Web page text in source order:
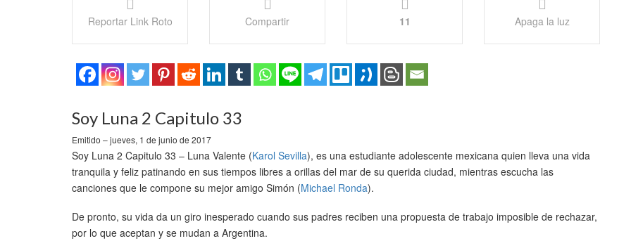
Reportar Link Roto Compartir 11 Apaga la luz
Soy Luna 2 Capitulo 33
Emitido – jueves, 1 de junio de 2017
Soy Luna 2 Capitulo 33 – Luna Valente (Karol Sevilla), es una estudiante adolescente mexicana quien lleva una vida
tranquila y feliz patinando en sus tiempos libres a orillas del mar de su querida ciudad, mientras escucha las
canciones que le compone su mejor amigo Simón (Michael Ronda).
De pronto, su vida da un giro inesperado cuando sus padres reciben una propuesta de trabajo imposible de rechazar,
por lo que aceptan y se mudan a Argentina.